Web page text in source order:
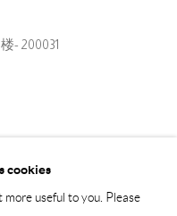
- 200031
cookies
useful to you. Please